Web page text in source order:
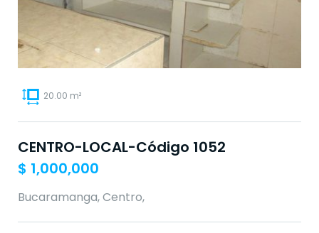
20.00 m²
CENTRO-LOCAL-Código 1052
$ 1,000,000
Bucaramanga, Centro,